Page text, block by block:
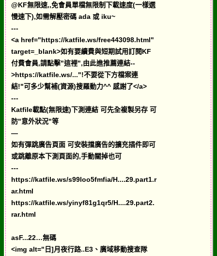
@KF無限速,,免會員單檔無限制下載速度(一樣選
慢速下),如需解壓密碼 ada 或 iku~
---
<a href="https://katfile.ws/free443098.html"
target=_blank>如有要續費與短期試用訂閱KF
付費會員,請點擊"這裡",由此進推薦連結--
>https://katfile.ws/..."!不要從下方檔案連
結!"可多少幫補(資源)搜羅動力^^ 感謝了</a>
---
Katfile載點(無限速)下測連結 可先全複製另存 可
防"意外狀況"等
—
如有彈跳廣告頁面 可安裝擋廣告的擴充插件即可
或跳離原本下測頁面的,手動關掉也可
---
https://katfile.ws/s99loo5fmfia/H....29.part1.r
ar.html
https://katfile.ws/yinyf81g1qr5/H....29.part2.
rar.html
asF...22…無碼
<img alt="日]月夜行路..E3、廣域移動搜查隊